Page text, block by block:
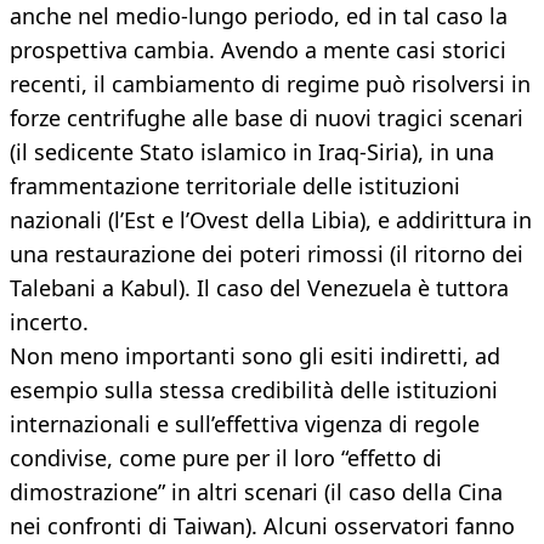
anche nel medio-lungo periodo, ed in tal caso la
prospettiva cambia. Avendo a mente casi storici
recenti, il cambiamento di regime può risolversi in
forze centrifughe alle base di nuovi tragici scenari
(il sedicente Stato islamico in Iraq-Siria), in una
frammentazione territoriale delle istituzioni
nazionali (l’Est e l’Ovest della Libia), e addirittura in
una restaurazione dei poteri rimossi (il ritorno dei
Talebani a Kabul). Il caso del Venezuela è tuttora
incerto.
Non meno importanti sono gli esiti indiretti, ad
esempio sulla stessa credibilità delle istituzioni
internazionali e sull’effettiva vigenza di regole
condivise, come pure per il loro “effetto di
dimostrazione” in altri scenari (il caso della Cina
nei confronti di Taiwan). Alcuni osservatori fanno